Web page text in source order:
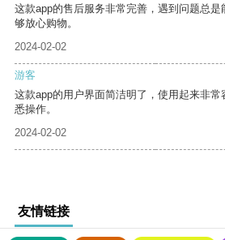
这款app的售后服务非常完善，遇到问题总
够放心购物。
2024-02-02
游客
这款app的用户界面简洁明了，使用起来非
悉操作。
2024-02-02
友情链接